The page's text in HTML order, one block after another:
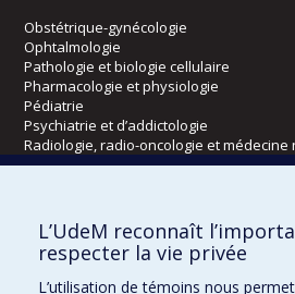
Obstétrique-gynécologie
Ophtalmologie
Pathologie et biologie cellulaire
Pharmacologie et physiologie
Pédiatrie
Psychiatrie et d’addictologie
Radiologie, radio-oncologie et médecine
Écoles
Kinésiologie et des sciences de l’activité
Orthophonie et audiologie
Réadaptation
L’UdeM reconnaît
respecter la vie privée
L’utilisation de témoins nous